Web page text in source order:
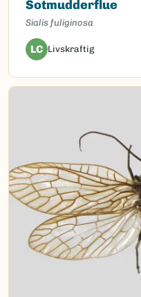
Sotmudderflue
Sialis fuliginosa
LC Livskraftig